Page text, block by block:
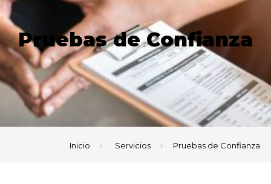
Pruebas de Confianza
Inicio Servicios Pruebas de Confianza